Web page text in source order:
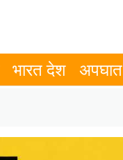
भारत देश अपघात